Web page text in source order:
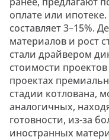
оплате или
составляет 3–15%.
материалов и рост
стали драйвером
стоимости
проектах
стадии котлована,
аналогичных,
готовности, из-за
иностранных